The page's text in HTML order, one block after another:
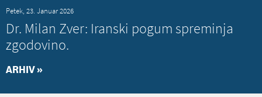
Petek, 23. Januar 2026
Dr. Milan Zver: Iranski pogum spreminja
zgodovino.
ARHIV »